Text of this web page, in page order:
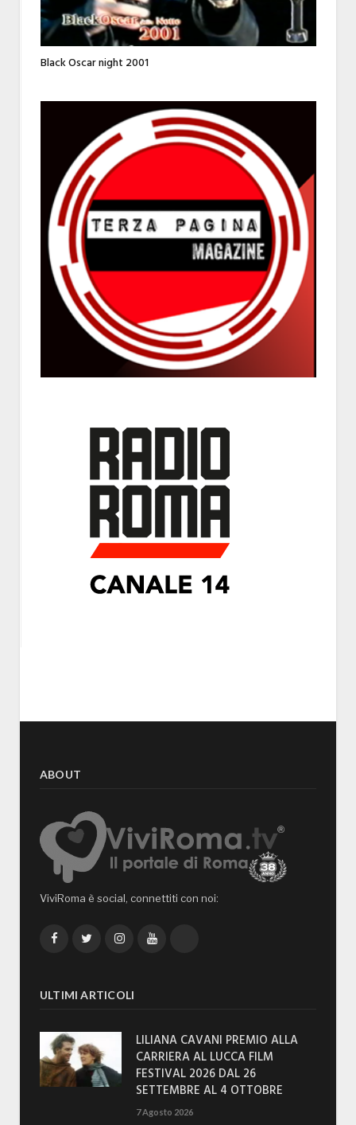
Black Oscar night 2001
ABOUT
ViviRoma è social, connettiti con noi:
FacebookTwitterInstagramYouTube
ULTIMI ARTICOLI
LILIANA CAVANI PREMIO ALLA
CARRIERA AL LUCCA FILM
FESTIVAL 2026 DAL 26
SETTEMBRE AL 4 OTTOBRE
7 Agosto 2026